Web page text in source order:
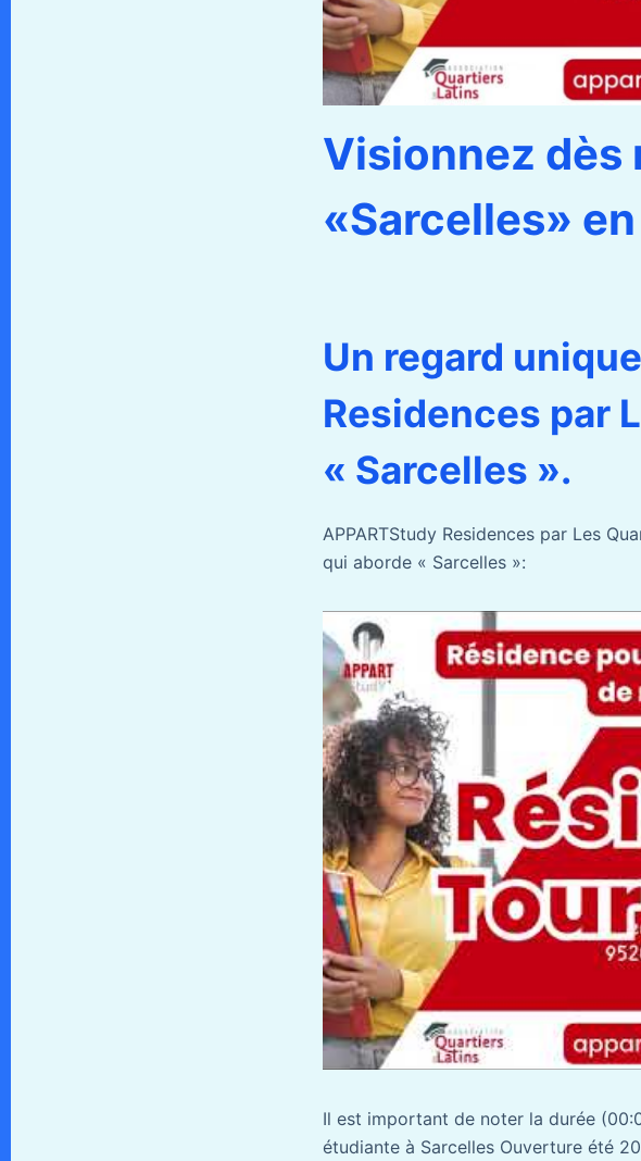
Visionnez dès
«Sarcelles»
Un regard
Residences par
« Sarcelles ».
APPARTStudy Residences par Les
qui aborde « Sarcelles »:
Il est important de noter la durée
étudiante à Sarcelles Ouverture été